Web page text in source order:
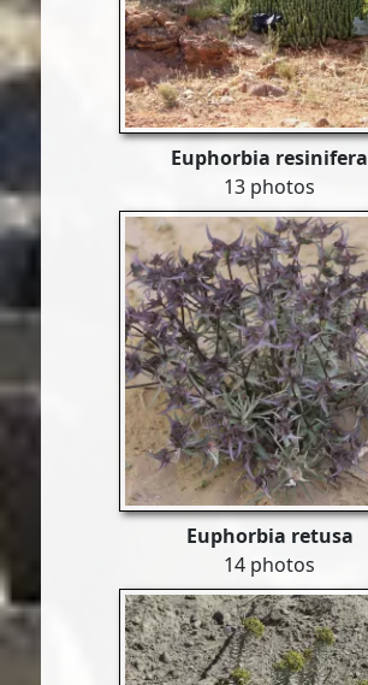
Euphorbia resinifera
13 photos
Euphorbia retusa
14 photos